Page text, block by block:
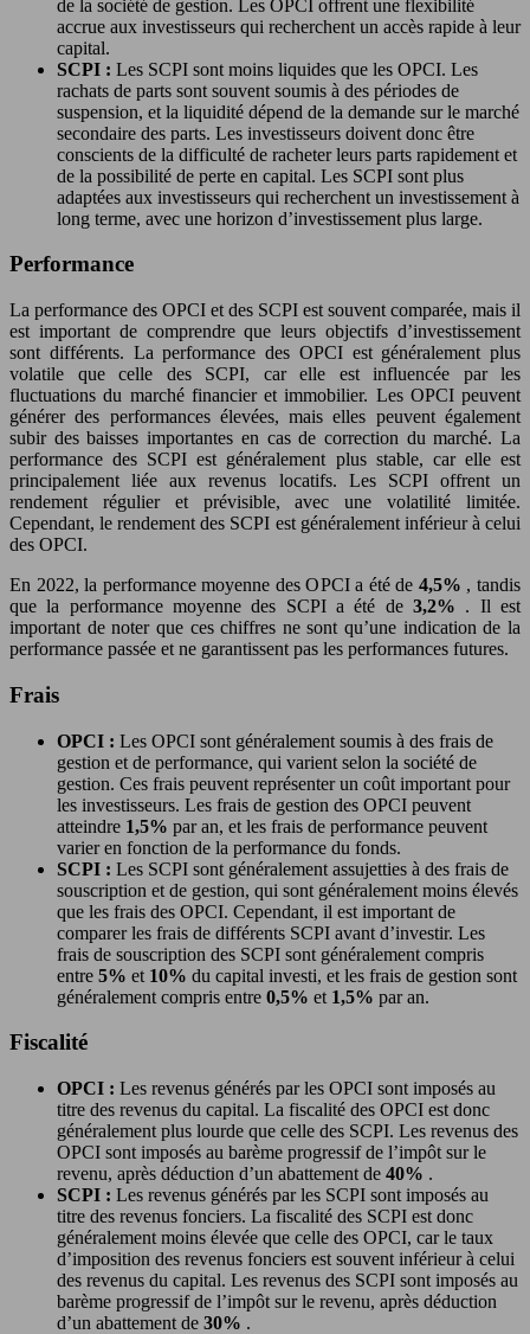
de la société de gestion. Les OPCI offrent une flexibilité
accrue aux investisseurs qui recherchent un accès rapide à leur
capital.
SCPI : Les SCPI sont moins liquides que les OPCI. Les
rachats de parts sont souvent soumis à des périodes de
suspension, et la liquidité dépend de la demande sur le marché
secondaire des parts. Les investisseurs doivent donc être
conscients de la difficulté de racheter leurs parts rapidement et
de la possibilité de perte en capital. Les SCPI sont plus
adaptées aux investisseurs qui recherchent un investissement à
long terme, avec une horizon d’investissement plus large.
Performance
La performance des OPCI et des SCPI est souvent comparée, mais il
est important de comprendre que leurs objectifs d’investissement
sont différents. La performance des OPCI est généralement plus
volatile que celle des SCPI, car elle est influencée par les
fluctuations du marché financier et immobilier. Les OPCI peuvent
générer des performances élevées, mais elles peuvent également
subir des baisses importantes en cas de correction du marché. La
performance des SCPI est généralement plus stable, car elle est
principalement liée aux revenus locatifs. Les SCPI offrent un
rendement régulier et prévisible, avec une volatilité limitée.
Cependant, le rendement des SCPI est généralement inférieur à celui
des OPCI.
En 2022, la performance moyenne des OPCI a été de 4,5% , tandis
que la performance moyenne des SCPI a été de 3,2% . Il est
important de noter que ces chiffres ne sont qu’une indication de la
performance passée et ne garantissent pas les performances futures.
Frais
OPCI : Les OPCI sont généralement soumis à des frais de
gestion et de performance, qui varient selon la société de
gestion. Ces frais peuvent représenter un coût important pour
les investisseurs. Les frais de gestion des OPCI peuvent
atteindre 1,5% par an, et les frais de performance peuvent
varier en fonction de la performance du fonds.
SCPI : Les SCPI sont généralement assujetties à des frais de
souscription et de gestion, qui sont généralement moins élevés
que les frais des OPCI. Cependant, il est important de
comparer les frais de différents SCPI avant d’investir. Les
frais de souscription des SCPI sont généralement compris
entre 5% et 10% du capital investi, et les frais de gestion sont
généralement compris entre 0,5% et 1,5% par an.
Fiscalité
OPCI : Les revenus générés par les OPCI sont imposés au
titre des revenus du capital. La fiscalité des OPCI est donc
généralement plus lourde que celle des SCPI. Les revenus des
OPCI sont imposés au barème progressif de l’impôt sur le
revenu, après déduction d’un abattement de 40% .
SCPI : Les revenus générés par les SCPI sont imposés au
titre des revenus fonciers. La fiscalité des SCPI est donc
généralement moins élevée que celle des OPCI, car le taux
d’imposition des revenus fonciers est souvent inférieur à celui
des revenus du capital. Les revenus des SCPI sont imposés au
barème progressif de l’impôt sur le revenu, après déduction
d’un abattement de 30% .